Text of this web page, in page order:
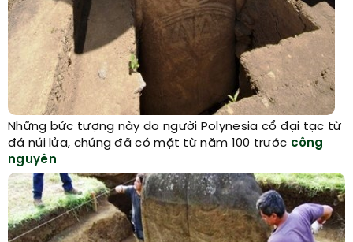
Những bức tượng này do người Polynesia cổ đại tạc từ
đá núi lửa, chúng đã có mặt từ năm 100 trước công
nguyên